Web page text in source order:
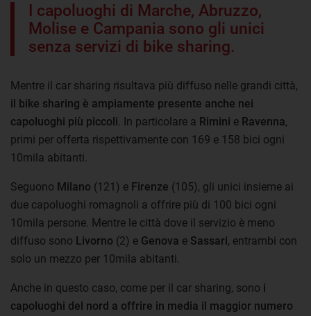
I capoluoghi di Marche, Abruzzo,
Molise e Campania sono gli unici
senza servizi di bike sharing.
Mentre il car sharing risultava più diffuso nelle grandi città,
il bike sharing è ampiamente presente anche nei
capoluoghi più piccoli . In particolare a Rimini e Ravenna,
primi per offerta rispettivamente con 169 e 158 bici ogni
10mila abitanti.
Seguono Milano (121) e Firenze (105), gli unici insieme ai
due capoluoghi romagnoli a offrire più di 100 bici ogni
10mila persone. Mentre le città dove il servizio è meno
diffuso sono Livorno (2) e Genova e Sassari, entrambi con
solo un mezzo per 10mila abitanti.
Anche in questo caso, come per il car sharing, sono i
capoluoghi del nord a offrire in media il maggior numero